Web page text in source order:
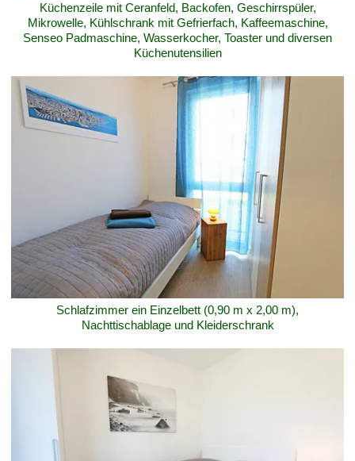
Küchenzeile mit Ceranfeld, Backofen, Geschirrspüler,
Mikrowelle, Kühlschrank mit Gefrierfach, Kaffeemaschine,
Senseo Padmaschine, Wasserkocher, Toaster und diversen
Küchenutensilien
Schlafzimmer ein Einzelbett (0,90 m x 2,00 m),
Nachttischablage und Kleiderschrank